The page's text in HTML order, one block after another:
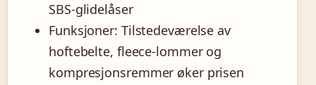
SBS-glidelåser
Funksjoner: Tilstedeværelse av
hoftebelte, fleece-lommer og
kompresjonsremmer øker prisen